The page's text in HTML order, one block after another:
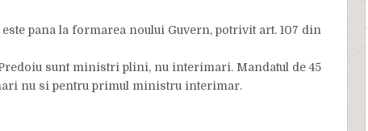
pana la formarea noului Guvern, potrivit art. 107 din
sunt ministri plini, nu interimari. Mandatul de 45
nu si pentru primul ministru interimar.